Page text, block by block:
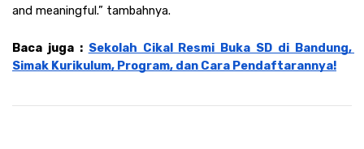
and meaningful.” tambahnya.
Baca juga : Sekolah Cikal Resmi Buka SD di Bandung,
Simak Kurikulum, Program, dan Cara Pendaftarannya!